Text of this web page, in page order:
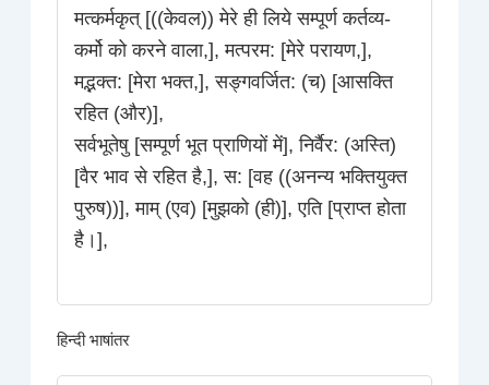
मत्कर्मकृत् [((केवल)) मेरे ही लिये सम्पूर्ण कर्तव्य-
कर्मो को करने वाला,], मत्परम: [मेरे परायण,],
मद्भक्त: [मेरा भक्त,], सङ्गवर्जित: (च) [आसक्ति
रहित (और)],
सर्वभूतेषु [सम्पूर्ण भूत प्राणियों में], निर्वैर: (अस्ति)
[वैर भाव से रहित है,], स: [वह ((अनन्य भक्तियुक्त
पुरुष))], माम् (एव) [मुझको (ही)], एति [प्राप्त होता
है।],
हिन्दी भाषांतर